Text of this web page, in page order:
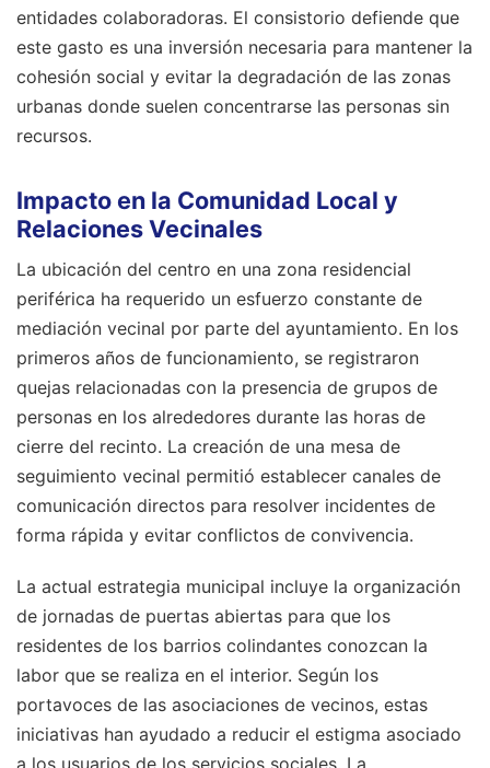
entidades colaboradoras. El consistorio defiende que
este gasto es una inversión necesaria para mantener la
cohesión social y evitar la degradación de las zonas
urbanas donde suelen concentrarse las personas sin
recursos.
Impacto en la Comunidad Local y
Relaciones Vecinales
La ubicación del centro en una zona residencial
periférica ha requerido un esfuerzo constante de
mediación vecinal por parte del ayuntamiento. En los
primeros años de funcionamiento, se registraron
quejas relacionadas con la presencia de grupos de
personas en los alrededores durante las horas de
cierre del recinto. La creación de una mesa de
seguimiento vecinal permitió establecer canales de
comunicación directos para resolver incidentes de
forma rápida y evitar conflictos de convivencia.
La actual estrategia municipal incluye la organización
de jornadas de puertas abiertas para que los
residentes de los barrios colindantes conozcan la
labor que se realiza en el interior. Según los
portavoces de las asociaciones de vecinos, estas
iniciativas han ayudado a reducir el estigma asociado
a los usuarios de los servicios sociales. La